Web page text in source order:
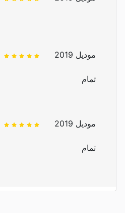
موديل 2019
تمام
موديل 2019
تمام